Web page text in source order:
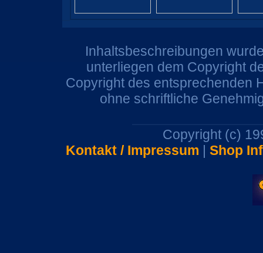
Inhaltsbeschreibungen
unterliegen dem Copyright
Copyright des entsprechenden
ohne schriftliche
Copyright (c)
Kontakt / Impressum | Shop